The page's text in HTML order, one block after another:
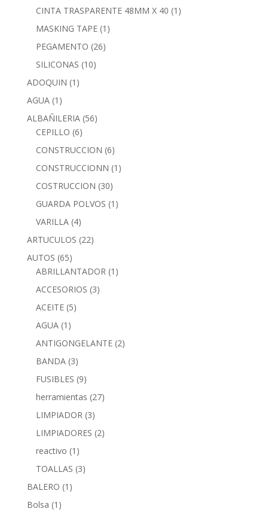
CINTA TRASPARENTE 48MM X 40 (1)
MASKING TAPE (1)
PEGAMENTO (26)
SILICONAS (10)
ADOQUIN (1)
AGUA (1)
ALBAÑILERIA (56)
CEPILLO (6)
CONSTRUCCION (6)
CONSTRUCCIONN (1)
COSTRUCCION (30)
GUARDA POLVOS (1)
VARILLA (4)
ARTUCULOS (22)
AUTOS (65)
ABRILLANTADOR (1)
ACCESORIOS (3)
ACEITE (5)
AGUA (1)
ANTIGONGELANTE (2)
BANDA (3)
FUSIBLES (9)
herramientas (27)
LIMPIADOR (3)
LIMPIADORES (2)
reactivo (1)
TOALLAS (3)
BALERO (1)
Bolsa (1)